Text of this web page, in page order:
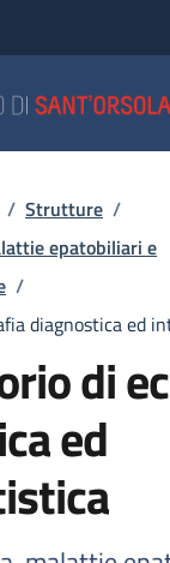
/ Strutture /
epatobiliari e
/
diagnostica ed
di
ed